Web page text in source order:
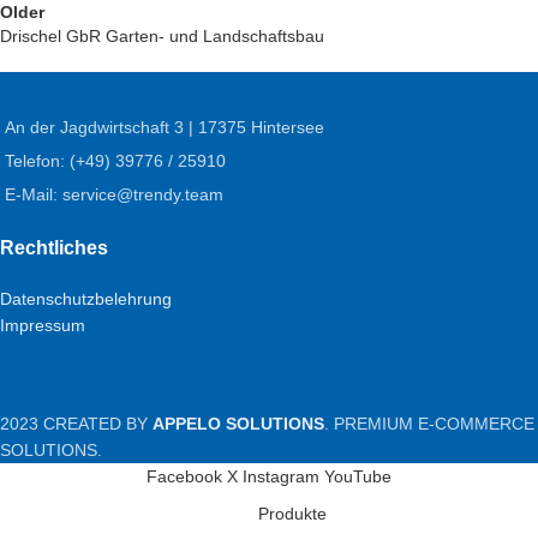
Older
Drischel GbR Garten- und Landschaftsbau
An der Jagdwirtschaft 3 | 17375 Hintersee
Telefon: (+49) 39776 / 25910
E-Mail: service@trendy.team
Rechtliches
Datenschutzbelehrung
Impressum
2023 CREATED BY APPELO SOLUTIONS . PREMIUM E-COMMERCE
SOLUTIONS.
Facebook X Instagram YouTube
Produkte